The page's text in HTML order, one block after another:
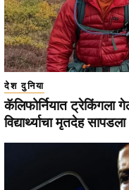
देश दुनिया
कॅलिफोर्नियात ट्रेकिंगला
विद्यार्थ्याचा मृतदेह सापडला